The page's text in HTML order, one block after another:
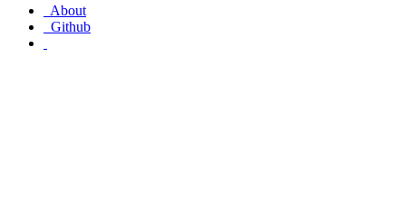
About
Github